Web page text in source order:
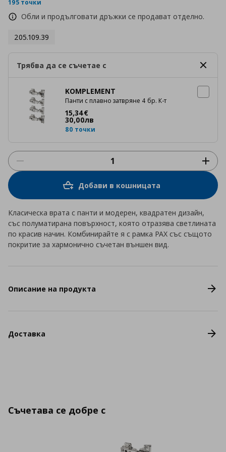
195 точки
Обли и продълговати дръжки се продават отделно.
205.109.39
Трябва да се съчетае с
KOMPLEMENT
Панти с плавно затвряне 4 бр. К-т
15,34€
Цена15,34 €
30,00лв
80 точки
Добави в кошницата
Класическа врата с панти и модерен, квадратен дизайн,
със полуматирана повърхност, която отразява светлината
по красив начин. Комбинирайте я с рамка PAX със същото
покритие за хармонично съчетан външен вид.
Описание на продукта
Доставка
Съчетава се добре с